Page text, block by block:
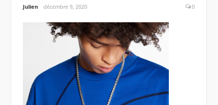
Julien décembre 9, 2020 0